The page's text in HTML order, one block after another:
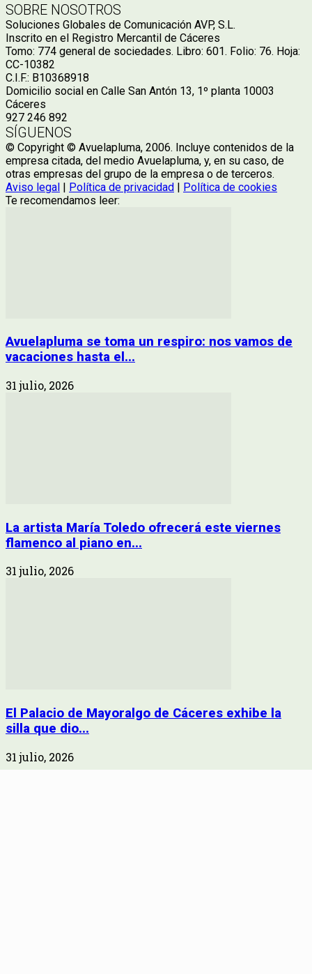
SOBRE NOSOTROS
Soluciones Globales de Comunicación AVP, S.L.
Inscrito en el Registro Mercantil de Cáceres
Tomo: 774 general de sociedades. Libro: 601. Folio: 76. Hoja:
CC-10382
C.I.F.: B10368918
Domicilio social en Calle San Antón 13, 1º planta 10003
Cáceres
927 246 892
SÍGUENOS
© Copyright © Avuelapluma, 2006. Incluye contenidos de la
empresa citada, del medio Avuelapluma, y, en su caso, de
otras empresas del grupo de la empresa o de terceros.
Aviso legal | Política de privacidad | Política de cookies
Te recomendamos leer:
Avuelapluma se toma un respiro: nos vamos de
vacaciones hasta el...
31 julio, 2026
La artista María Toledo ofrecerá este viernes
flamenco al piano en...
31 julio, 2026
El Palacio de Mayoralgo de Cáceres exhibe la
silla que dio...
31 julio, 2026